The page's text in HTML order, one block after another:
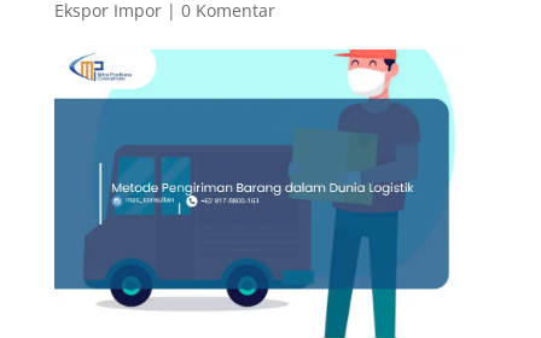
Ekspor Impor| 0 Komentar